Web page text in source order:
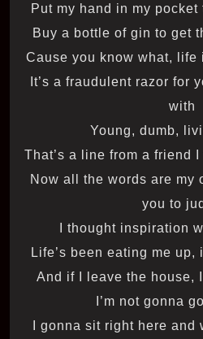
Put my hand in my
Buy a bottle of gin to get
It’s a fraudulent razor for
with
Young, dumb,
That’s a line from a friend
Now all the words are my
you to
I thought inspiration
Life’s been eating me up,
And if I leave the house,
I’m not gonna
I gonna sit right here